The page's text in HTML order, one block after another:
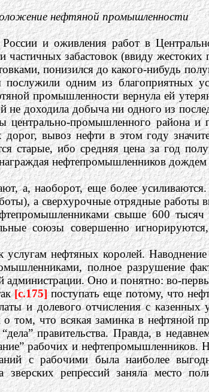
нефтяной промышленности
и оживления работ в
частичных забастовок (ввиду
понизился до какого-нибудь
одним из благоприятных
промышленности вернула ей
не доходила добыча ни одного из
центрально-промышленного района
дорог, вывоз нефти в этом году
старые, ибо средняя цена за год
нефтепромышленников
а, наоборот, еще более
а сверхурочные отрядные
свыше 600
союзы совершенно
нефтяных королей.
полное разрушение
администрации. Оно и понятно: во-
[c.175] поступать еще потому, что
и долевого отчисления с казенных
том, что всякая заминка в нефтяной
правительства. Правда, в
рабочих и
с рабочими была наиболее
зверских репрессий заняла место